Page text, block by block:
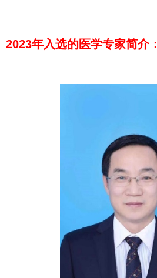
2023年入选的医学专家简介：